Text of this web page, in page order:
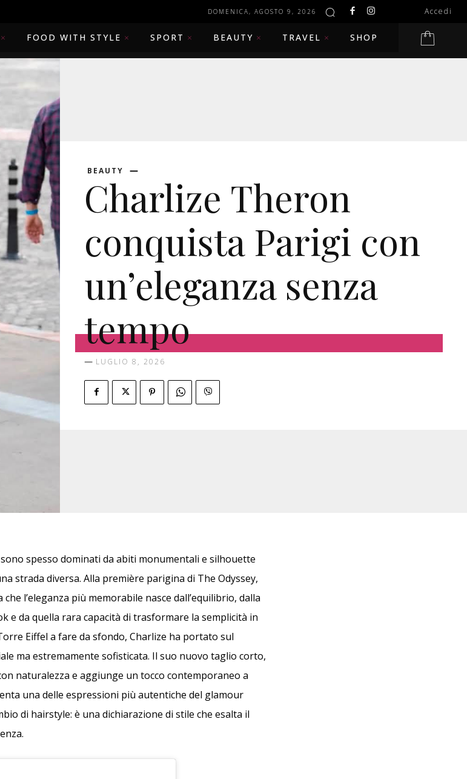
DOMENICA, AGOSTO 9, 2026 Accedi
FOOD WITH STYLE SPORT BEAUTY TRAVEL SHOP
BEAUTY
Charlize Theron
conquista Parigi con
un’eleganza senza
tempo
LUGLIO 8, 2026
spesso dominati da abiti monumentali e silhouette
strada diversa. Alla première parigina di The Odyssey,
l’eleganza più memorabile nasce dall’equilibrio, dalla
e da quella rara capacità di trasformare la semplicità in
Eiffel a fare da sfondo, Charlize ha portato sul
ma estremamente sofisticata. Il suo nuovo taglio corto,
naturalezza e aggiunge un tocco contemporaneo a
una delle espressioni più autentiche del glamour
di hairstyle: è una dichiarazione di stile che esalta il